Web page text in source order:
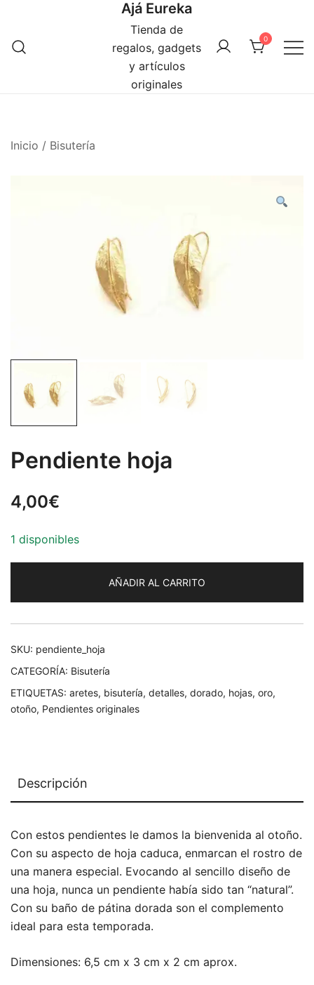
contenido
Ajá Eureka
Tienda de
regalos, gadgets
y artículos
originales
0
Inicio / Bisutería
Pendiente hoja
4,00€
1 disponibles
AÑADIR AL CARRITO
SKU: pendiente_hoja
CATEGORÍA: Bisutería
ETIQUETAS: aretes, bisutería, detalles, dorado, hojas, oro,
otoño, Pendientes originales
Descripción
Con estos pendientes le damos la bienvenida al otoño.
Con su aspecto de hoja caduca, enmarcan el rostro de
una manera especial. Evocando al sencillo diseño de
una hoja, nunca un pendiente había sido tan “natural”.
Con su baño de pátina dorada son el complemento
ideal para esta temporada.
Dimensiones: 6,5 cm x 3 cm x 2 cm aprox.